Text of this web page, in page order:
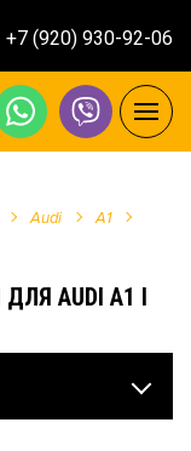
+7 (920) 930-92-06
Audi
A1
AUDI A1 I